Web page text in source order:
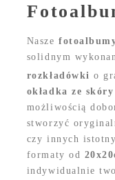
Nasze
solidnym
rozkładówki o
okładka ze
możliwością
stworzyć
czy innych
formaty od
indywidualnie